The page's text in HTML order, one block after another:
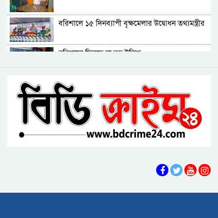
বিএমপির ২২তম কমিশনার হিসেবে যোগ দিলেন আবু
রায়হান মুহম্মদ সালেহ
বরিশাল থেকে যেন কোনো রোগীকে ঢাকায় যেতে না
হাজার টাকা জরিমানা
বরিশালে ১৫ দিনব্যাপী বৃক্ষমেলার উদ্বোধন তথ্যমন্ত্রীর
বরিশালে মিলছে না বড় ইলিশ
বিএনপি নেতাকর্মীদের ‘খাই খাই’ বন্ধের আহ্বান এমপি
জামালের
বরিশালে খাদ্যবান্ধব কর্মসূচির তালিকায় বিএনপি
নেতার স্ত্রীর নাম
বঙ্গোপসাগরের এক রূপচাঁদার দাম ৪ হাজার টাকায়